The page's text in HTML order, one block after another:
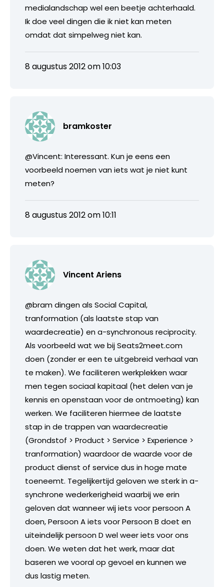
medialandschap wel een beetje achterhaald.
Ik doe veel dingen die ik niet kan meten
omdat dat simpelweg niet kan.
8 augustus 2012 om 10:03
bramkoster
@Vincent: Interessant. Kun je eens een
voorbeeld noemen van iets wat je niet kunt
meten?
8 augustus 2012 om 10:11
Vincent Ariens
@bram dingen als Social Capital,
tranformation (als laatste stap van
waardecreatie) en a-synchronous reciprocity.
Als voorbeeld wat we bij Seats2meet.com
doen (zonder er een te uitgebreid verhaal van
te maken). We faciliteren werkplekken waar
men tegen sociaal kapitaal (het delen van je
kennis en openstaan voor de ontmoeting) kan
werken. We faciliteren hiermee de laatste
stap in de trappen van waardecreatie
(Grondstof > Product > Service > Experience >
tranformation) waardoor de waarde voor de
product dienst of service dus in hoge mate
toeneemt. Tegelijkertijd geloven we sterk in a-
synchrone wederkerigheid waarbij we erin
geloven dat wanneer wij iets voor persoon A
doen, Persoon A iets voor Persoon B doet en
uiteindelijk persoon D wel weer iets voor ons
doen. We weten dat het werk, maar dat
baseren we vooral op gevoel en kunnen we
dus lastig meten.